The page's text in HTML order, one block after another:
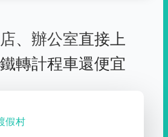
、 辦公室直接上
轉計程車還便宜
假村